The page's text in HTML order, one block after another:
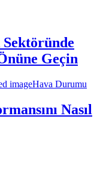
Sektöründe
Geçin
Hava Durumu
Nasıl